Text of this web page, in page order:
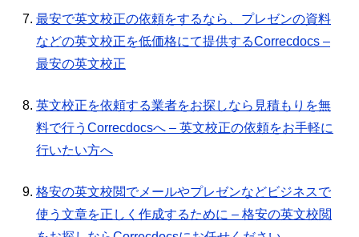
最安で英文校正の依頼をするなら、プレゼンの資料
などの英文校正を低価格にて提供するCorrecdocs –
最安の英文校正
英文校正を依頼する業者をお探しなら見積もりを無
料で行うCorrecdocsへ – 英文校正の依頼をお手軽に
行いたい方へ
格安の英文校閲でメールやプレゼンなどビジネスで
使う文章を正しく作成するために – 格安の英文校閲